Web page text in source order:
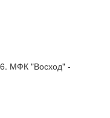
МФК "Восход" -